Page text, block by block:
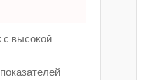
с высокой